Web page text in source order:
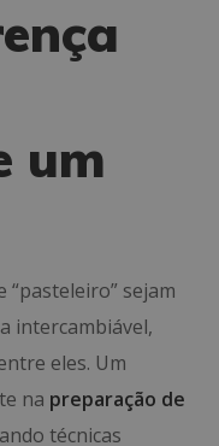
um
“pasteleiro” sejam
intercambiável,
eles. Um
na preparação de
técnicas